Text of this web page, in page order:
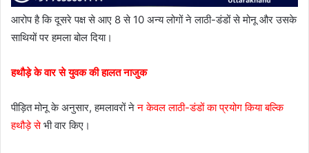
आरोप है कि दूसरे पक्ष से आए 8 से 10 अन्य लोगों ने लाठी-डंडों से मोनू और उसके
साथियों पर हमला बोल दिया।
हथौड़े के वार से युवक की हालत नाजुक
पीड़ित मोनू के अनुसार, हमलावरों नेन केवल लाठी-डंडों का प्रयोग किया बल्कि
हथौड़े सेभी वार किए।